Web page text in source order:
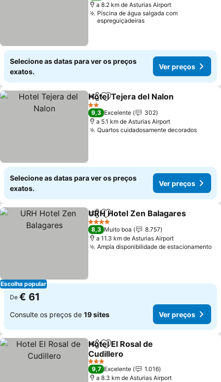
a 8.2 km de Asturias Airport
Piscina de água salgada com
espreguiçadeiras
Selecione as datas para ver os preços
exatos.
Ver preços
PartilharAdicionar aos favoritos
Hotel Tejera del Nalon
2 Estrelas
9,3 Excelente
302
a 5.1 km de Asturias Airport
Quartos cuidadosamente decoradosVer
Selecione as datas para ver os preços
exatos.
Ver preços
Escolha popular
PartilharAdicionar aos favoritos
URH Hotel Zen Balagares
4 Estrelas
8,3 Muito boa
8.757
a 11.3 km de Asturias Airport
Ampla disponibilidade de estacionamento
De € 61
Consulte os preços de 19 sites Ver preços
PartilharAdicionar aos favoritos
Hotel El Rosal de
Cudillero
Ver preços
3 Estrelas
9,7 Excelente
1.016
a 8.3 km de Asturias Airport